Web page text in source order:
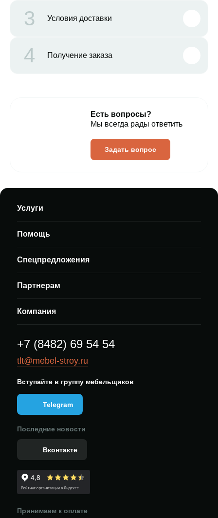
3 Условия доставки
4 Получение заказа
Есть вопросы?
Мы всегда рады ответить
Задать вопрос
Услуги
Помощь
Спецпредложения
Партнерам
Компания
+7 (8482) 69 54 54
tlt@mebel-stroy.ru
Вступайте в группу мебельщиков
Telegram
Последние новости
Вконтакте
Принимаем к оплате